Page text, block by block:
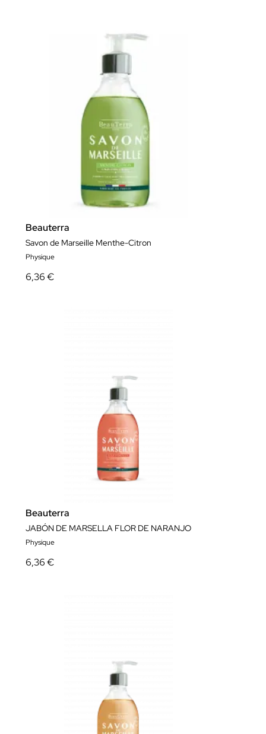
Beauterra
Savon de Marseille Menthe-Citron
Physique
6,36 €
Beauterra
JABÓN DE MARSELLA FLOR DE NARANJO
Physique
6,36 €